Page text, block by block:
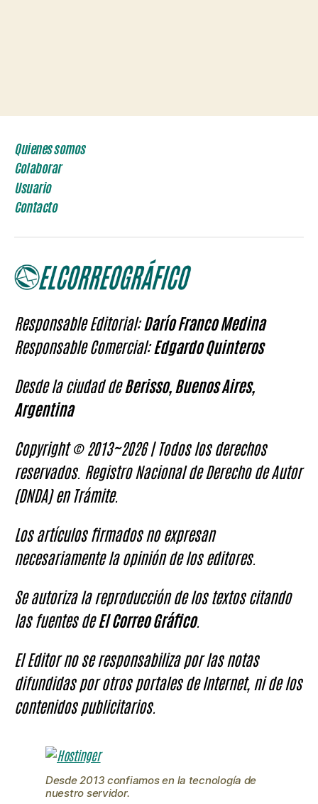
Quienes somos
Colaborar
Usuario
Contacto
Responsable Editorial:Darío Franco Medina
Responsable Comercial:Edgardo Quinteros
Desde la ciudad deBerisso, Buenos Aires,
Argentina
Copyright © 2013~2026 | Todos los derechos
reservados. Registro Nacional de Derecho de Autor
(DNDA) en Trámite.
Los artículos firmados no expresan
necesariamente la opinión de los editores.
Se autoriza la reproducción de los textos citando
las fuentes deEl Correo Gráfico.
El Editor no se responsabiliza por las notas
difundidas por otros portales de Internet, ni de los
contenidos publicitarios.
Desde 2013 confiamos en la tecnología de
nuestro servidor.